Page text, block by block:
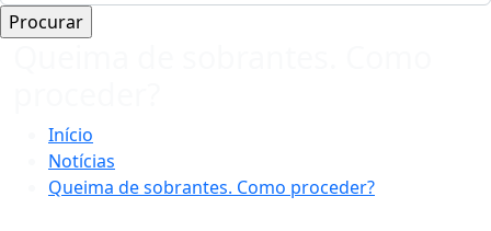
Início
Notícias
Queima de sobrantes. Como proceder?